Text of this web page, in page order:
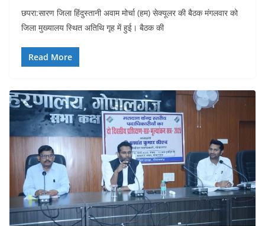
छपरा:सारण जिला हिंदुस्तानी अवाम मोर्चा (हम) सेक्यूलर की बैठक मंगलवार को
जिला मुख्यालय स्थित अतिथि गृह में हुई। बैठक की
Read More